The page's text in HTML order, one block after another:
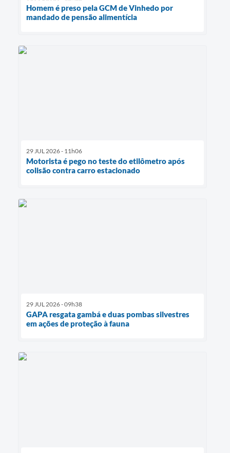
Homem é preso pela GCM de Vinhedo por
mandado de pensão alimentícia
29 JUL 2026 - 11h06
Motorista é pego no teste do etilômetro após
colisão contra carro estacionado
29 JUL 2026 - 09h38
GAPA resgata gambá e duas pombas silvestres
em ações de proteção à fauna